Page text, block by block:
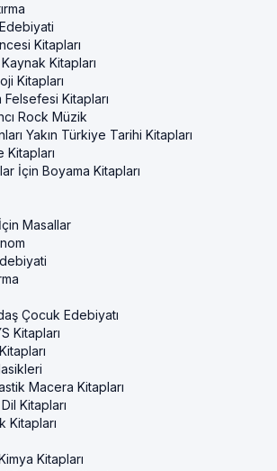
Kitapları
Kitapları
Kitapları
Kitapları
Rock Müzik
Yakın Türkiye Tarihi Kitapları
Kitapları
İçin Boyama Kitapları
Masallar
Çocuk Edebiyatı
Kitapları
Macera Kitapları
Kitapları
Kitapları
Kitapları